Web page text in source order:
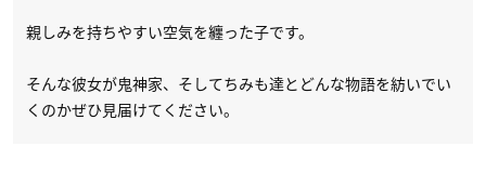
親しみを持ちやすい空気を纏った子です。
そんな彼女が鬼神家、そしてちみも達とどんな物語を紡いでい
くのかぜひ見届けてください。